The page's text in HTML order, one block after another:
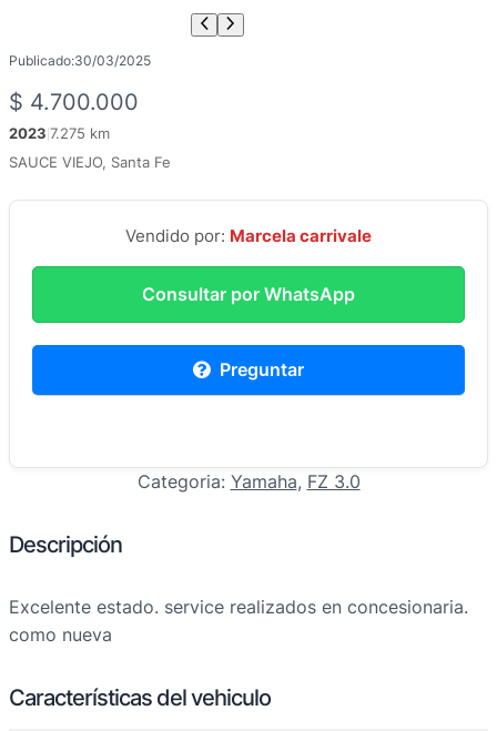
Publicado:30/03/2025
$ 4.700.000
2023 7.275 km
SAUCE VIEJO, Santa Fe
Vendido por: Marcela carrivale
Consultar por WhatsApp
Preguntar
Categoria: Yamaha, FZ 3.0
Descripción
Excelente estado. service realizados en concesionaria.
como nueva
Características del vehiculo